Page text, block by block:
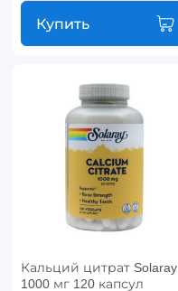
Купить
Кальций цитрат Solaray
1000 мг 120 капсул